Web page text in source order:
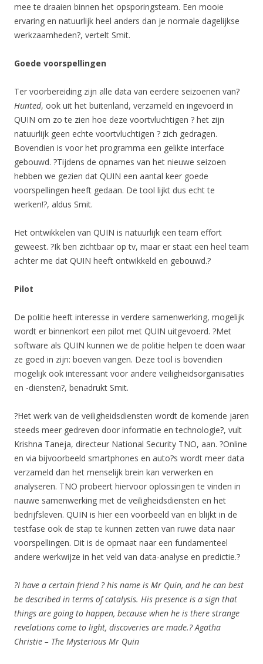
mee te draaien binnen het opsporingsteam. Een mooie
ervaring en natuurlijk heel anders dan je normale dagelijkse
werkzaamheden?, vertelt Smit.
Goede voorspellingen
Ter voorbereiding zijn alle data van eerdere seizoenen van?
Hunted, ook uit het buitenland, verzameld en ingevoerd in
QUIN om zo te zien hoe deze voortvluchtigen ? het zijn
natuurlijk geen echte voortvluchtigen ? zich gedragen.
Bovendien is voor het programma een gelikte interface
gebouwd. ?Tijdens de opnames van het nieuwe seizoen
hebben we gezien dat QUIN een aantal keer goede
voorspellingen heeft gedaan. De tool lijkt dus echt te
werken!?, aldus Smit.
Het ontwikkelen van QUIN is natuurlijk een team effort
geweest. ?Ik ben zichtbaar op tv, maar er staat een heel team
achter me dat QUIN heeft ontwikkeld en gebouwd.?
Pilot
De politie heeft interesse in verdere samenwerking, mogelijk
wordt er binnenkort een pilot met QUIN uitgevoerd. ?Met
software als QUIN kunnen we de politie helpen te doen waar
ze goed in zijn: boeven vangen. Deze tool is bovendien
mogelijk ook interessant voor andere veiligheidsorganisaties
en -diensten?, benadrukt Smit.
?Het werk van de veiligheidsdiensten wordt de komende jaren
steeds meer gedreven door informatie en technologie?, vult
Krishna Taneja, directeur National Security TNO, aan. ?Online
en via bijvoorbeeld smartphones en auto?s wordt meer data
verzameld dan het menselijk brein kan verwerken en
analyseren. TNO probeert hiervoor oplossingen te vinden in
nauwe samenwerking met de veiligheidsdiensten en het
bedrijfsleven. QUIN is hier een voorbeeld van en blijkt in de
testfase ook de stap te kunnen zetten van ruwe data naar
voorspellingen. Dit is de opmaat naar een fundamenteel
andere werkwijze in het veld van data-analyse en predictie.?
?I have a certain friend ? his name is Mr Quin, and he can best
be described in terms of catalysis. His presence is a sign that
things are going to happen, because when he is there strange
revelations come to light, discoveries are made.? Agatha
Christie – The Mysterious Mr Quin